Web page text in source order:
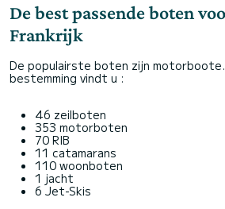
De best passende boten
Frankrijk
De populairste boten zijn
bestemming vindt u :
46 zeilboten
353 motorboten
70 RIB
11 catamarans
110 woonboten
1 jacht
6 Jet-Skis